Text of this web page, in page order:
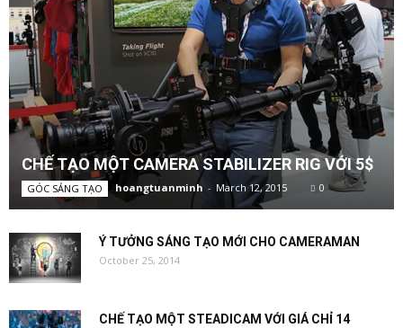
CHẾ TẠO MỘT CAMERA STABILIZER RIG VỚI 5$
GÓC SÁNG TẠO hoangtuanminh - March 12, 2015 0
Ý TƯỞNG SÁNG TẠO MỚI CHO CAMERAMAN
October 25, 2014
CHẾ TẠO MỘT STEADICAM VỚI GIÁ CHỈ 14